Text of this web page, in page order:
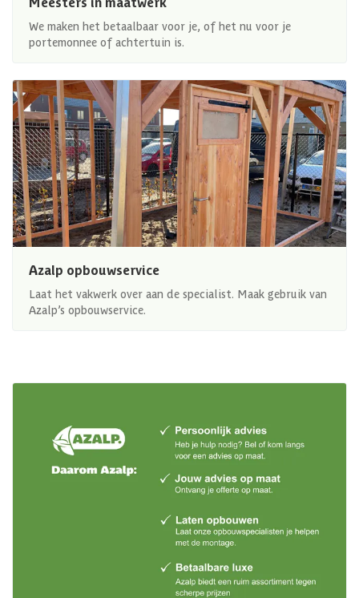
We maken het betaalbaar voor je, of het nu voor je
portemonnee of achtertuin is.
Azalp opbouwservice
Laat het vakwerk over aan de specialist. Maak gebruik van
Azalp’s opbouwservice.